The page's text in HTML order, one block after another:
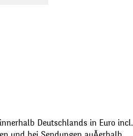
Deutschlands in Euro incl.